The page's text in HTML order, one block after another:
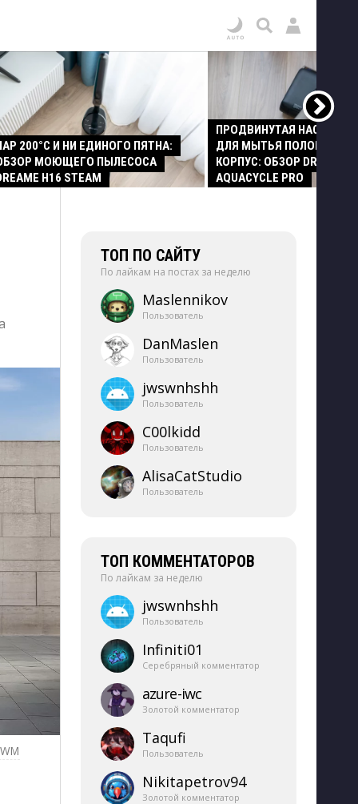
200°C И НИ ЕДИНОГО ПЯТНА:
МОЮЩЕГО ПЫЛЕСОСА
H16 STEAM
ПРОДВИНУТАЯ НАСАДКА
ДЛЯ МЫТЬЯ ПОЛОВ И
КОРПУС: ОБЗОР DREAME
AQUACYCLE PRO
ТОП ПО САЙТУ
По лайкам на постах за неделю
Maslennikov
Пользователь
DanMaslen
Пользователь
jwswnhshh
Пользователь
C00lkidd
Пользователь
AlisaCatStudio
Пользователь
ТОП КОММЕНТАТОРОВ
По лайкам за неделю
jwswnhshh
Пользователь
Infiniti01
Серебряный комментатор
azure-​iwc
Золотой комментатор
Taqufi
Пользователь
Nikitapetrov94
Золотой комментатор